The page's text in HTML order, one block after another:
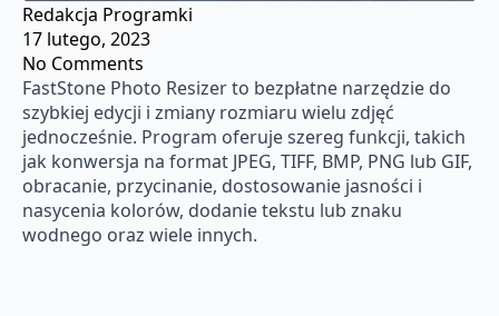
Redakcja Programki
17 lutego, 2023
No Comments
FastStone Photo Resizer to bezpłatne narzędzie do
szybkiej edycji i zmiany rozmiaru wielu zdjęć
jednocześnie. Program oferuje szereg funkcji, takich
jak konwersja na format JPEG, TIFF, BMP, PNG lub GIF,
obracanie, przycinanie, dostosowanie jasności i
nasycenia kolorów, dodanie tekstu lub znaku
wodnego oraz wiele innych.